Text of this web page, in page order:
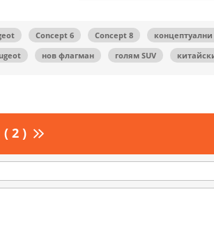
Concept 6 Concept 8
нов флагман голям SUV
2 )